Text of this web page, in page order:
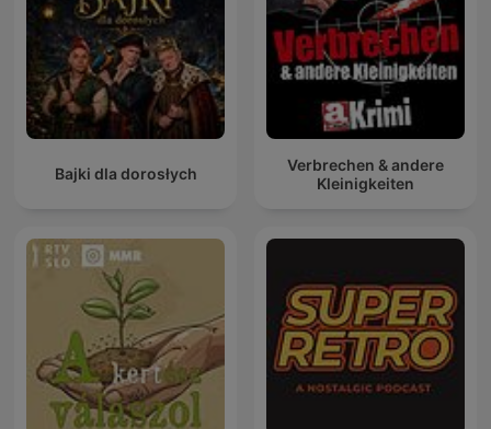
Bajki dla dorosłych
Verbrechen & andere
Kleinigkeiten